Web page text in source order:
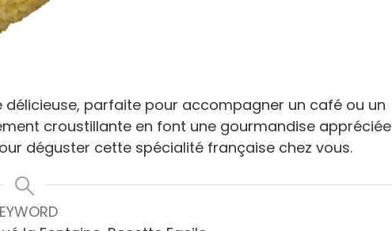
délicieuse, parfaite pour accompagner un café ou un
croustillante en font une gourmandise appréciée
déguster cette spécialité française chez vous.